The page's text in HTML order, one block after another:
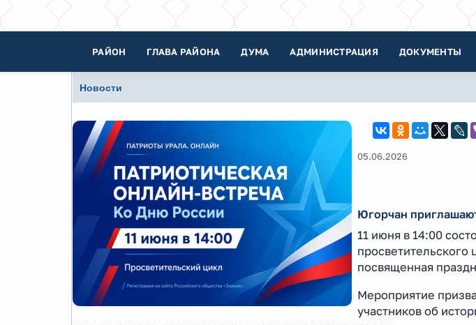
РАЙОН ГЛАВА РАЙОНА ДУМА АДМИНИСТРАЦИЯ ДОКУМЕНТЫ
Новости
05.06.2026
Югорчан
11 июня в 14:00
просветительского
посвященная
Мероприятие
участников об